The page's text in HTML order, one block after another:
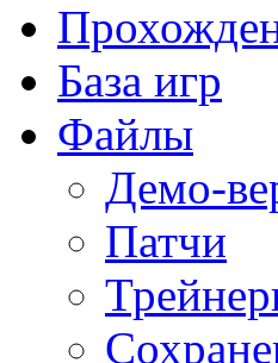
База игр
Файлы
Демо-
Патчи